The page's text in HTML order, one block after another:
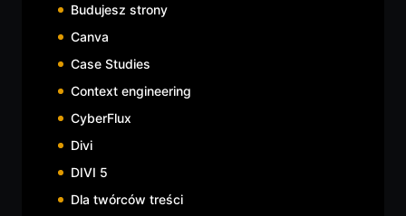
Budujesz strony
Canva
Case Studies
Context engineering
CyberFlux
Divi
DIVI 5
Dla twórców treści